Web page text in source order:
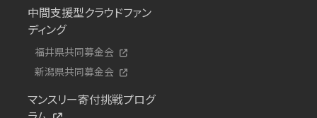
中間支援型クラウドファン
ディング
福井県共同募金会
新潟県共同募金会
マンスリー寄付挑戦プログ